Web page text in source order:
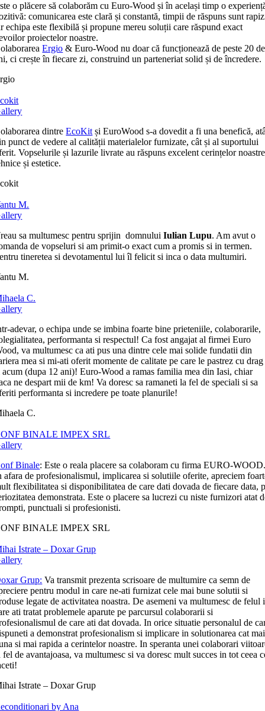
o plăcere să colaborăm cu Euro-Wood și în același timp o
comunicarea este clară și constantă, timpii de răspuns sunt
echipa este flexibilă și propune mereu soluții care răspund exact
proiectelor noastre.
Ergio & Euro-Wood nu doar că funcționează de peste 20 de
ci crește în fiecare zi, construind un parteneriat solid și de încredere.
dintreEcoKit și EuroWood s-a dovedit a fi una benefică,
punct de vedere al calității materialelor furnizate, cât și al suportului
Vopselurile și lazurile livrate au răspuns excelent cerințelor noastre
și estetice.
M.
sa multumesc pentru sprijin domnuluiIulian Lupu. Am avut o
de vopseluri si am primit-o exact cum a promis si in termen.
tineretea si devotamentul lui îl felicit si inca o data multumiri.
M.
C.
adevar, o echipa unde se imbina foarte bine prieteniile, colaborarile,
performanta si respectul! Ca fost angajat al firmei Euro
va multumesc ca ati pus una dintre cele mai solide fundatii din
mea si mi-ati oferit momente de calitate pe care le pastrez cu drag
acum (dupa 12 ani)! Euro-Wood a ramas familia mea din Iasi, chiar
ne despart mii de km! Va doresc sa ramaneti la fel de speciali si sa
performanta si incredere pe toate planurile!
C.
BINALE IMPEX SRL
Binale: Este o reala placere sa colaboram cu firma EURO-
afara de profesionalismul, implicarea si solutiile oferite, apreciem
flexibilitatea si disponibilitatea de care dati dovada de fiecare data,
demonstrata. Este o placere sa lucrezi cu niste furnizori atat
punctuali si profesionisti.
BINALE IMPEX SRL
Istrate – Doxar Grup
Grup: Va transmit prezenta scrisoare de multumire ca semn de
pentru modul in care ne-ati furnizat cele mai bune solutii si
legate de activitatea noastra. De asemeni va multumesc de felul
ati tratat problemele aparute pe parcursul colaborarii si
de care ati dat dovada. In orice situatie personalul de
a demonstrat profesionalism si implicare in solutionarea cat mai
si mai rapida a cerintelor noastre. In speranta unei colaborari
fel de avantajoasa, va multumesc si va doresc mult succes in tot ceea
Istrate – Doxar Grup
by Ana